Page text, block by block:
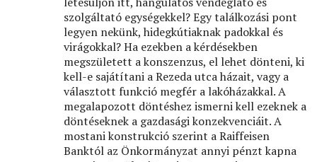
szolgáltató egységekkel? Egy találkozási pont
legyen nekünk, hidegkútiaknak padokkal és
virágokkal? Ha ezekben a kérdésekben
megszületett a konszenzus, el lehet dönteni, ki
kell-e sajátítani a Rezeda utca házait, vagy a
választott funkció megfér a lakóházakkal. A
megalapozott döntéshez ismerni kell ezeknek a
döntéseknek a gazdasági konzekvenciáit. A
mostani konstrukció szerint a Raiffeisen
Banktól az Önkormányzat annyi pénzt kapna